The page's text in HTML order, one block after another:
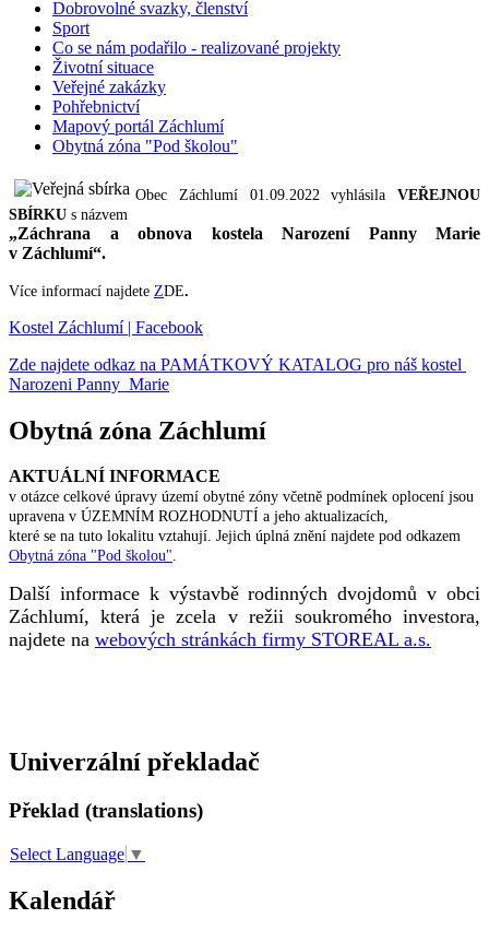
Dobrovolné svazky, členství
Sport
Co se nám podařilo - realizované projekty
Životní situace
Veřejné zakázky
Pohřebnictví
Mapový portál Záchlumí
Obytná zóna "Pod školou"
Obec Záchlumí 01.09.2022 vyhlásila VEŘEJNOU
SBÍRKU s názvem
„Záchrana a obnova kostela Narození Panny Marie
v Záchlumí“.
Více informací najdete ZDE.
Kostel Záchlumí | Facebook
Zde najdete odkaz na PAMÁTKOVÝ KATALOG pro náš kostel
Narozeni Panny Marie
Obytná zóna Záchlumí
AKTUÁLNÍ INFORMACE
v otázce celkové úpravy území obytné zóny včetně podmínek oplocení jsou
upravena v ÚZEMNÍM ROZHODNUTÍ a jeho aktualizacích,
které se na tuto lokalitu vztahují. Jejich úplná znění najdete pod odkazem
Obytná zóna "Pod školou".
Další informace k výstavbě rodinných dvojdomů v obci
Záchlumí, která je zcela v režii soukromého investora,
najdete na webových stránkách firmy STOREAL a.s.
Univerzální překladač
Překlad (translations)
Select Language ▼
Kalendář